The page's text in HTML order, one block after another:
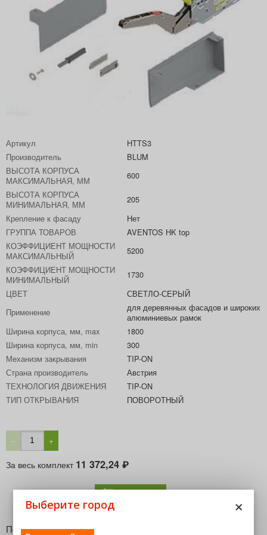
Артикул
HTTS3
Производитель
BLUM
ВЫСОТА КОРПУСА
МАКСИМАЛЬНАЯ, ММ
600
ВЫСОТА КОРПУСА
МИНИМАЛЬНАЯ, ММ
205
Крепление к фасаду
Нет
ГРУППА ТОВАРОВ
AVENTOS HK top
КОЭФФИЦИЕНТ МОЩНОСТИ
МАКСИМАЛЬНЫЙ
5200
КОЭФФИЦИЕНТ МОЩНОСТИ
МИНИМАЛЬНЫЙ
1730
ЦВЕТ
СВЕТЛО-СЕРЫЙ
Применение
для деревянных фасадов и широких
алюминиевых рамок
Ширина корпуса, мм, max
1800
Ширина корпуса, мм, min
300
Механизм закрывания
TIP-ON
Страна производитель
Австрия
ТЕХНОЛОГИЯ ДВИЖЕНИЯ
TIP-ON
ТИП ОТКРЫВАНИЯ
ПОВОРОТНЫЙ
− +
За весь комплект 11 372,24 ₽
В корзину
Поворотный подъемник AVENTOS HK. Идеально подходит
×
Выберите город